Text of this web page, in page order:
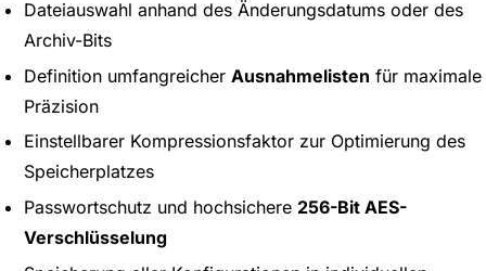
Dateiauswahl anhand des Änderungsdatums oder des
Archiv-Bits
Definition umfangreicher Ausnahmelisten für maximale
Präzision
Einstellbarer Kompressionsfaktor zur Optimierung des
Speicherplatzes
Passwortschutz und hochsichere 256-Bit AES-
Verschlüsselung